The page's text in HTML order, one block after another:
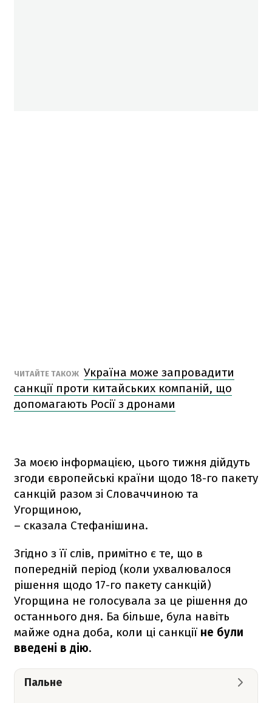
ЧИТАЙТЕ ТАКОЖ Україна може запровадити
санкції проти китайських компаній, що
допомагають Росії з дронами
За моєю інформацією, цього тижня дійдуть
згоди європейські країни щодо 18-го пакету
санкцій разом зі Словаччиною та
Угорщиною,
– сказала Стефанішина.
Згідно з її слів, примітно є те, що в
попередній період (коли ухвалювалося
рішення щодо 17-го пакету санкцій)
Угорщина не голосувала за це рішення до
останнього дня. Ба більше, була навіть
майже одна доба, коли ці санкції не були
введені в дію.
Пальне